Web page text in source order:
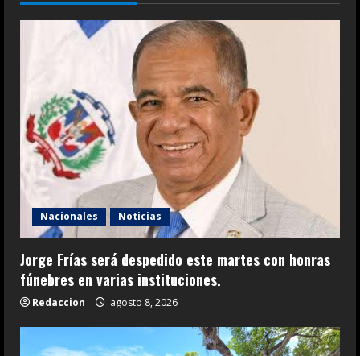
Nacionales Noticias
Jorge Frías será despedido este martes con honras
fúnebres en varias instituciones.
Redaccion agosto 8, 2026